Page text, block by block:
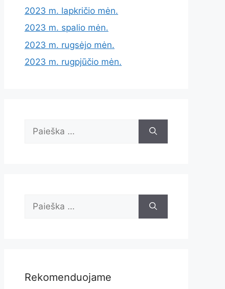
2023 m. lapkričio mėn.
2023 m. spalio mėn.
2023 m. rugsėjo mėn.
2023 m. rugpjūčio mėn.
Ieškoti:
Ieškoti:
Rekomenduojame